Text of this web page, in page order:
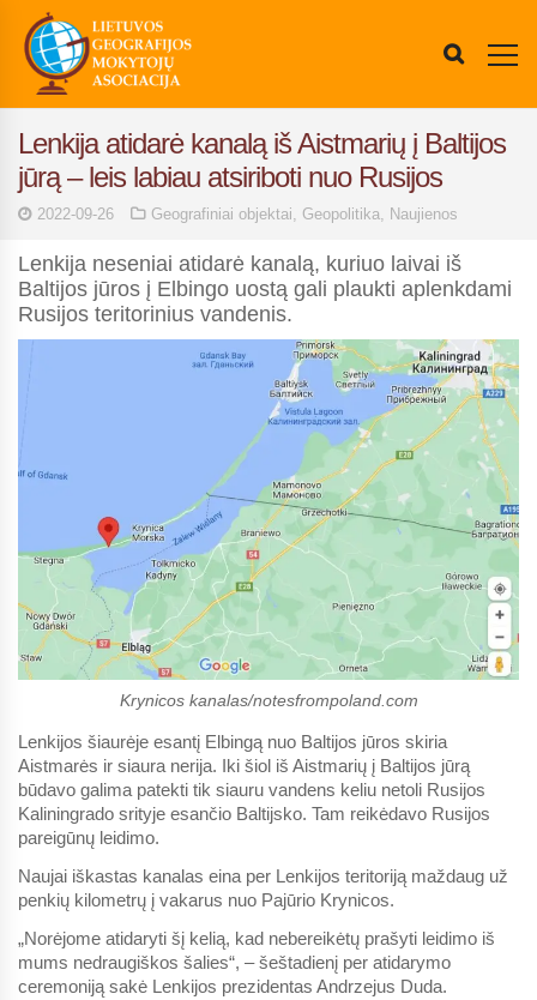
Lenkija atidarė kanalą iš Aistmarių į Baltijos
jūrą – leis labiau atsiriboti nuo Rusijos
2022-09-26 Geografiniai objektai, Geopolitika, Naujienos
Lenkija neseniai atidarė kanalą, kuriuo laivai iš
Baltijos jūros į Elbingo uostą gali plaukti aplenkdami
Rusijos teritorinius vandenis.
Krynicos kanalas/notesfrompoland.com
Lenkijos šiaurėje esantį Elbingą nuo Baltijos jūros skiria
Aistmarės ir siaura nerija. Iki šiol iš Aistmarių į Baltijos jūrą
būdavo galima patekti tik siauru vandens keliu netoli Rusijos
Kaliningrado srityje esančio Baltijsko. Tam reikėdavo Rusijos
pareigūnų leidimo.
Naujai iškastas kanalas eina per Lenkijos teritoriją maždaug už
penkių kilometrų į vakarus nuo Pajūrio Krynicos.
„Norėjome atidaryti šį kelią, kad nebereikėtų prašyti leidimo iš
mums nedraugiškos šalies“, – šeštadienį per atidarymo
ceremoniją sakė Lenkijos prezidentas Andrzejus Duda.